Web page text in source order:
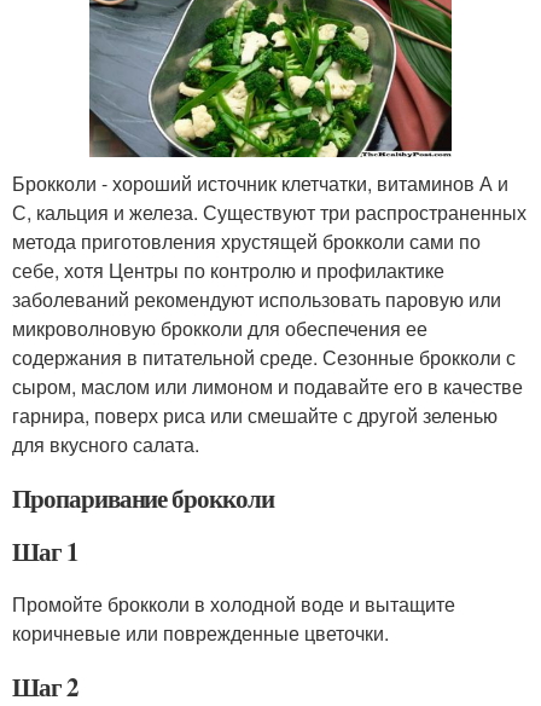
Брокколи - хороший источник клетчатки, витаминов А и
С, кальция и железа. Существуют три распространенных
метода приготовления хрустящей брокколи сами по
себе, хотя Центры по контролю и профилактике
заболеваний рекомендуют использовать паровую или
микроволновую брокколи для обеспечения ее
содержания в питательной среде. Сезонные брокколи с
сыром, маслом или лимоном и подавайте его в качестве
гарнира, поверх риса или смешайте с другой зеленью
для вкусного салата.
Пропаривание брокколи
Шаг 1
Промойте брокколи в холодной воде и вытащите
коричневые или поврежденные цветочки.
Шаг 2